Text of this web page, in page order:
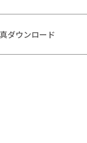
ダウンロード